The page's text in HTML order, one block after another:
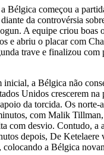
Bélgica começou a
da controvérsia
A equipe criou boas
e abriu o placar com
trave e finalizou com
inicial, a Bélgica não
Unidos crescerem na
da torcida. Os norte-
com Malik
com desvio. Contudo, a
depois, De Ketelaere
colocando a Bélgica